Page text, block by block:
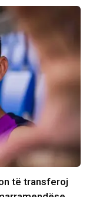
të transferoj